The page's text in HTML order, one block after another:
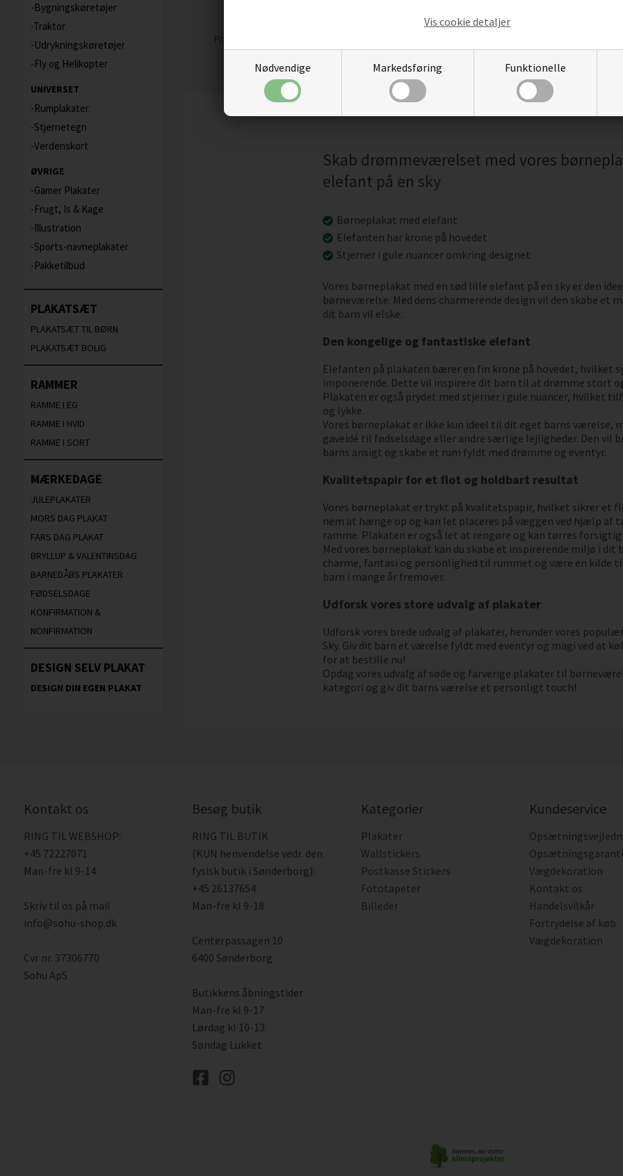
Nødvendige Markedsføring Funktionelle
Vis cookie detaljer
Bygningskøretøjer
Traktor
Udrykningskøretøjer
Fly og Helikopter
UNIVERSET
Rumplakater
Stjernetegn
Verdenskort
ØVRIGE
Gamer Plakater
Frugt, Is & Kage
Illustration
Sports-navneplakater
Pakketilbud
PLAKATSÆT
PLAKATSÆT TIL BØRN
PLAKATSÆT BOLIG
RAMMER
RAMME I EG
RAMME I HVID
RAMME I SORT
MÆRKEDAGE
JULEPLAKATER
MORS DAG PLAKAT
FARS DAG PLAKAT
BRYLLUP & VALENTINSDAG
BARNEDÅBS PLAKATER
FØDSELSDAGE
KONFIRMATION &
NONFIRMATION
DESIGN SELV PLAKAT
DESIGN DIN EGEN PLAKAT
Pris
Skab drømmeværelset med vores
elefant på en sky
Børneplakat med elefant
Elefanten har krone på hovedet
Stjerner i gule nuancer omkring designet
Vores børneplakat med en sød lille elefant på en sky er den
børneværelse. Med dens charmerende design vil den skabe et
dit barn vil elske.
Den kongelige og fantastiske elefant
Elefanten på plakaten bærer en fin krone på hovedet, hvilket
imponerende. Dette vil inspirere dit barn til at drømme stort
Plakaten er også prydet med stjerner i gule nuancer, hvilket
og lykke.
Vores børneplakat er ikke kun ideel til dit eget barns værelse,
gaveidé til fødselsdage eller andre særlige lejligheder. Den
barns ansigt og skabe et rum fyldt med drømme og eventyr.
Kvalitetspapir for et flot og holdbart resultat
Vores børneplakat er trykt på kvalitetspapir, hvilket sikrer et
nem at hænge op og kan let placeres på væggen ved hjælp af
ramme. Plakaten er også let at rengøre og kan tørres
Med vores børneplakat kan du skabe et inspirerende miljø i
charme, fantasi og personlighed til rummet og være en kilde
barn i mange år fremover.
Udforsk vores store udvalg af plakater
Udforsk vores brede udvalg af plakater, herunder vores
Sky. Giv dit barn et værelse fyldt med eventyr og magi ved at
for at bestille nu!
Opdag vores udvalg af søde og farverige plakater til
kategori og giv dit barns værelse et personligt touch!
Kontakt os
RING TIL WEBSHOP:
+45 72227071
Man-fre kl 9-14
Skriv til os på mail
info@sohu-shop.dk
Cvr nr. 37306770
Sohu ApS
Besøg butik
RING TIL BUTIK
(KUN henvendelse vedr. den
fysisk butik i Sønderborg):
+45 26137654
Man-fre kl 9-18
Centerpassagen 10
6400 Sønderborg
Butikkens åbningstider
Man-fre kl 9-17
Lørdag kl 10-13
Søndag Lukket
Kategorier
Plakater
Wallstickers
Postkasse Stickers
Fototapeter
Billeder
Kundeservice
Vægdekoration
Kontakt os
Handelsvilkår
Fortrydelse af køb
Vægdekoration